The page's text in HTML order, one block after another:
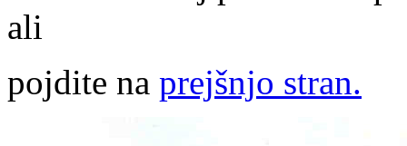
ali
pojdite na prejšnjo stran.